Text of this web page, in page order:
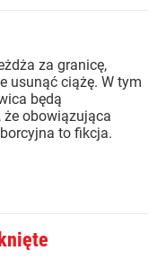
za granicę,
usunąć ciążę. W tym
będą
że obowiązująca
to fikcja.